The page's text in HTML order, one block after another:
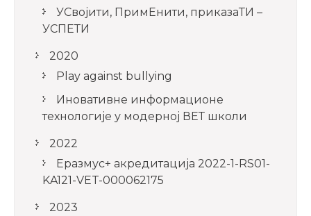
УСвојити, ПримЕнити, приказаТИ –
УСПЕТИ
2020
Play against bullying
Иновативне информационе
технологије у модерној ВЕТ школи
2022
Еразмус+ акредитација 2022-1-RS01-
KA121-VET-000062175
2023